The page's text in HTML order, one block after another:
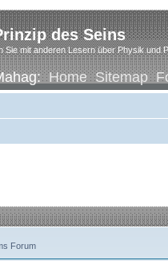
des Seins
Sie mit anderen Lesern über Physik und
Home Sitemap
Forum